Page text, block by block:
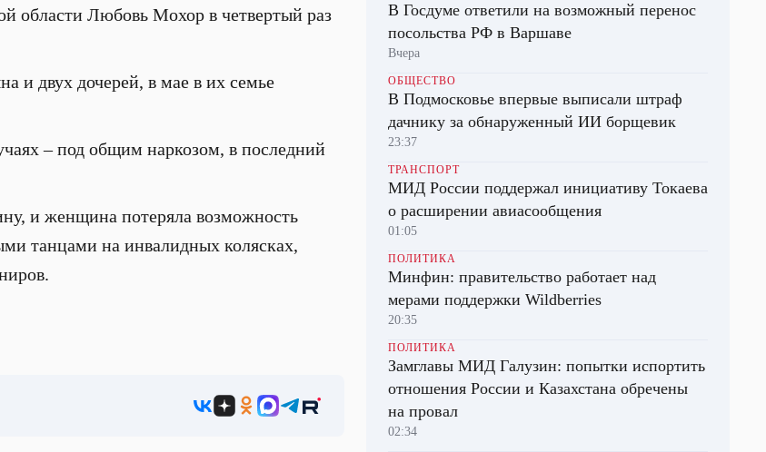
области Любовь Мохор в четвертый раз
и двух дочерей, в мае в их семье
– под общим наркозом, в последний
и женщина потеряла возможность
танцами на инвалидных колясках,
В Госдуме ответили на возможный перенос
посольства РФ в Варшаве
Вчера
ОБЩЕСТВО
В Подмосковье впервые выписали штраф
дачнику за обнаруженный ИИ борщевик
23:37
ТРАНСПОРТ
МИД России поддержал инициативу Токаева
о расширении авиасообщения
01:05
ПОЛИТИКА
Минфин: правительство работает над
мерами поддержки Wildberries
20:35
ПОЛИТИКА
Замглавы МИД Галузин: попытки испортить
отношения России и Казахстана обречены
на провал
02:34